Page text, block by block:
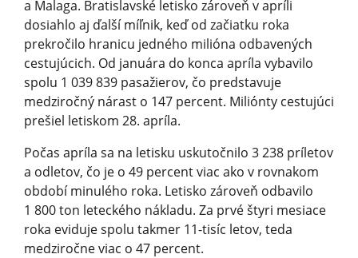
a Malaga. Bratislavské letisko zároveň v apríli
dosiahlo aj ďalší míľnik, keď od začiatku roka
prekročilo hranicu jedného milióna odbavených
cestujúcich. Od januára do konca apríla vybavilo
spolu 1 039 839 pasa­žierov, čo predstavuje
medziročný nárast o 147 percent. Miliónty cestujúci
prešiel letiskom 28. apríla.
Počas apríla sa na letisku uskutočnilo 3 238 príletov
a odletov, čo je o 49 percent viac ako v rovnakom
období minulého roka. Letisko zároveň odbavilo
1 800 ton leteckého nákladu. Za prvé štyri mesiace
roka eviduje spolu takmer 11-tisíc letov, teda
medziročne viac o 47 percent.